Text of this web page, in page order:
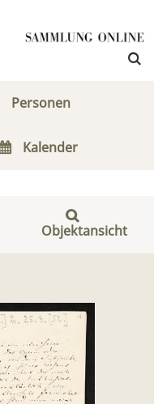
Personen
Kalender
Objektansicht